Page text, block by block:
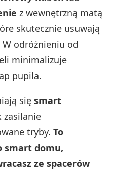
z wewnętrzną matą
skutecznie usuwają
odróżnieniu od
minimalizuje
pupila.
sięsmart
zasilanie
tryby.To
smart domu,
ze spacerów